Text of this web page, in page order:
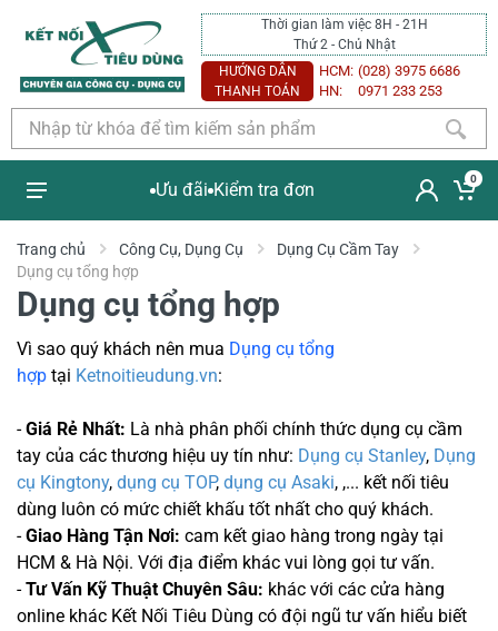
Thời gian làm việc 8H - 21H
Thứ 2 - Chủ Nhật
HƯỚNG DẪN
THANH TOÁN
HCM: (028) 3975 6686
HN:
0971 233 253
Ưu đãi Kiểm tra đơn
0
Trang chủ Công Cụ, Dụng Cụ
Dụng Cụ Cầm Tay
Dụng cụ tổng hợp
Dụng cụ tổng hợp
Vì sao quý khách nên mua Dụng cụ tổng
hợp tại Ketnoitieudung.vn:
-Giá Rẻ Nhất: Là nhà phân phối chính thức dụng cụ cầm
tay của các thương hiệu uy tín như: Dụng cụ Stanley, Dụng
cụ Kingtony, dụng cụ TOP, dụng cụ Asaki, ,... kết nối tiêu
dùng luôn có mức chiết khấu tốt nhất cho quý khách.
-Giao Hàng Tận Nơi: cam kết giao hàng trong ngày tại
HCM & Hà Nội. Với địa điểm khác vui lòng gọi tư vấn.
-Tư Vấn Kỹ Thuật Chuyên Sâu: khác với các cửa hàng
online khác Kết Nối Tiêu Dùng có đội ngũ tư vấn hiểu biết